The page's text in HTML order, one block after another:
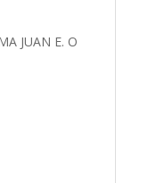
JUAN E. O